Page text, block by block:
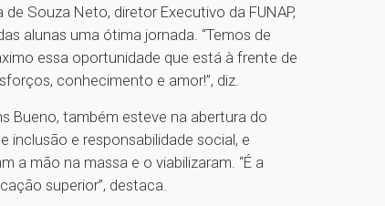
Souza Neto, diretor Executivo da FUNAP,
alunas uma ótima jornada. “Temos de
essa oportunidade que está à frente de
conhecimento e amor!”, diz.
Bueno, também esteve na abertura do
e responsabilidade social, e
a mão na massa e o viabilizaram. “É a
superior”, destaca.